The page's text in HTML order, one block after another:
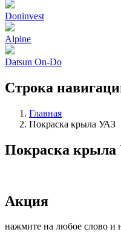
Doninvest
Alpine
Datsun On-Do
Строка
Главная
Покраска крыла УАЗ
Покраска крыла
Акция
нажмите на любое слово и